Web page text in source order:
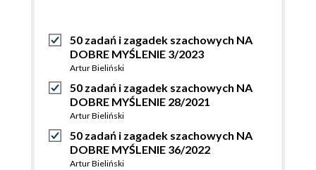
50 zadań i zagadek szachowych NA
DOBRE MYŚLENIE 3/2023
Artur Bieliński
50 zadań i zagadek szachowych NA
DOBRE MYŚLENIE 28/2021
Artur Bieliński
50 zadań i zagadek szachowych NA
DOBRE MYŚLENIE 36/2022
Artur Bieliński